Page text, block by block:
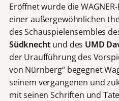
Eröffnet wurde die WAGNER-
einer außergewöhnlichen
des Schauspielensembles
Südknechtund des UMD
der Uraufführung des
von Nürnberg“ begegnet
seinem vergangenen und
mit seinen Schriften und